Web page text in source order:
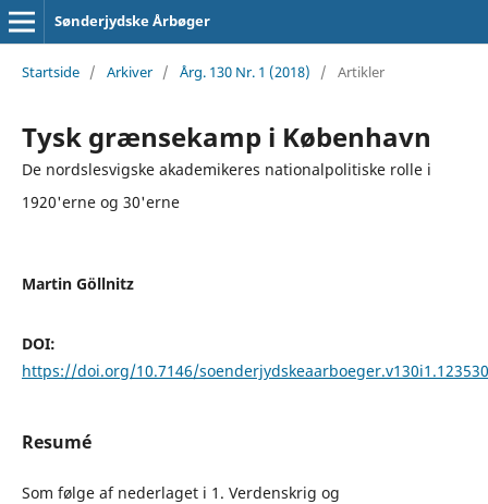
Sønderjydske Årbøger
Startside / Arkiver / Årg. 130 Nr. 1 (2018) / Artikler
Tysk grænsekamp i København
De nordslesvigske akademikeres nationalpolitiske rolle i
1920'erne og 30'erne
Martin Göllnitz
DOI:
https://doi.org/10.7146/soenderjydskeaarboeger.v130i1.123530
Resumé
Som følge af nederlaget i 1. Verdenskrig og